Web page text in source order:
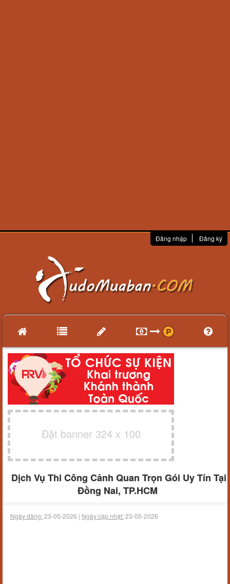
Đăng nhập Đăng ký
Đặt banner 324 x 100
Dịch Vụ Thi Công Cảnh Quan Trọn Gói Uy Tín Tại
Đồng Nai, TP.HCM
Ngày đăng:23-05-2026 | Ngày cập nhật:23-05-2026